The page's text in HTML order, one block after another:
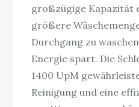
großzügige Kapazität
größere
Durchgang zu
Energie spart. Die
1400 UpM
Reinigung und eine